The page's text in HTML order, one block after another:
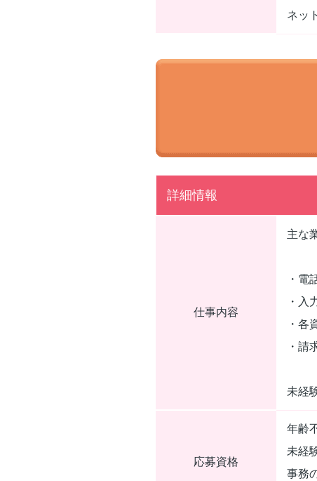
ネッ
詳細情報
仕事内容
主な
・電
・入
・各
・請
未経
応募資格
年齢
未経
事務